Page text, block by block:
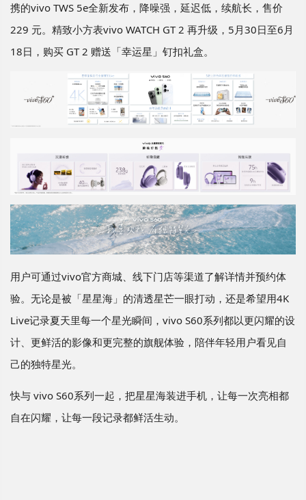
携的vivo TWS 5e全新发布，降噪强，延迟低，续航长，售价
229 元。精致小方表vivo WATCH GT 2 再升级，5月30日至6月
18日，购买 GT 2 赠送「幸运星」钉扣礼盒。
用户可通过vivo官方商城、线下门店等渠道了解详情并预约体
验。无论是被「星星海」的清透星芒一眼打动，还是希望用4K
Live记录夏天里每一个星光瞬间，vivo S60系列都以更闪耀的设
计、更鲜活的影像和更完整的旗舰体验，陪伴年轻用户看见自
己的独特星光。
快与 vivo S60系列一起，把星星海装进手机，让每一次亮相都
自在闪耀，让每一段记录都鲜活生动。